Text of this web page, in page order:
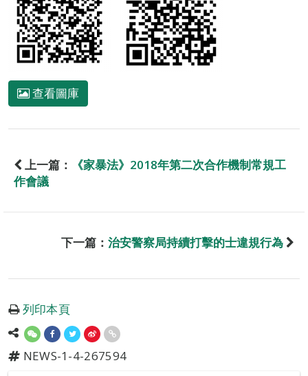
查看圖庫
上一篇：
《家暴法》2018年第二次合作機制常規工
作會議
下一篇： 治安警察局持續打擊的士違規行為
列印本頁
NEWS-1-4-267594